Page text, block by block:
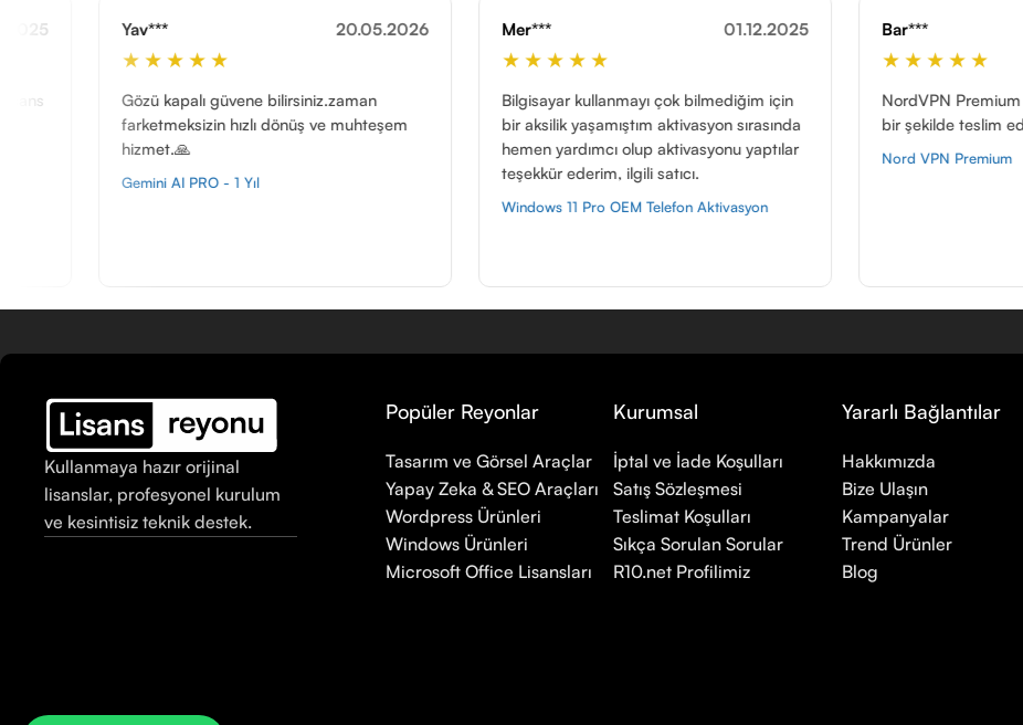
güvene bilirsiniz.zaman
hızlı dönüş ve muhteşem
Mer***
Bilgisayar kullanmayı çok bilmediğim için
bir aksilik yaşamıştım aktivasyon sırasında
hemen yardımcı olup aktivasyonu yaptılar
teşekkür ederim, ilgili satıcı.
Windows 11 Pro OEM Telefon Aktivasyon
Bar***
NordVPN Premium hesap satın aldık. Hızlı
bir şekilde teslim edildi. Teşekkür ediyoruz.
Nord VPN Premium
Kullanmaya hazır orijinal
lisanslar, profesyonel kurulum
ve kesintisiz teknik destek.
Popüler Reyonlar
Tasarım ve Görsel Araçlar
Yapay Zeka & SEO Araçları
Wordpress Ürünleri
Windows Ürünleri
Microsoft Office Lisansları
Kurumsal
İptal ve İade Koşulları
Satış Sözleşmesi
Teslimat Koşulları
Sıkça Sorulan Sorular
R10.net Profilimiz
Yararlı Bağlantılar
Hakkımızda
Bize Ulaşın
Kampanyalar
Trend Ürünler
Blog